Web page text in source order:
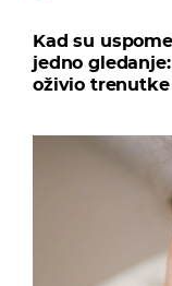
Kad su
jedno
oživio trenutke